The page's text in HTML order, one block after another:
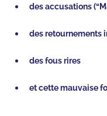
des accusations
des retournements
des fous rires
et cette mauvaise